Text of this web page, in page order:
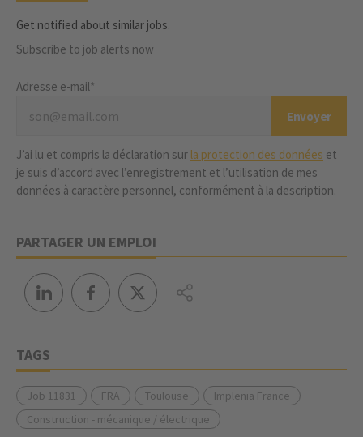
Get notified about similar jobs.
Subscribe to job alerts now
Adresse e-mail*
J’ai lu et compris la déclaration sur la protection des données et
je suis d’accord avec l’enregistrement et l’utilisation de mes
données à caractère personnel, conformément à la description.
PARTAGER UN EMPLOI
TAGS
Job 11831 FRA Toulouse
Implenia France
Construction - mécanique / électrique